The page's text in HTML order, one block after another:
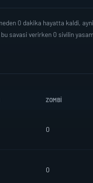
0 dakika hayatta kaldi,
savasi verirken 0 sivilin
ZOMBI
0
0